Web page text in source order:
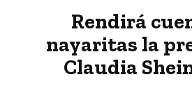
Rendirá
nayaritas la
Claudia